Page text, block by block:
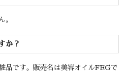
。
か？
品です。販売名は美容オイルFEGで